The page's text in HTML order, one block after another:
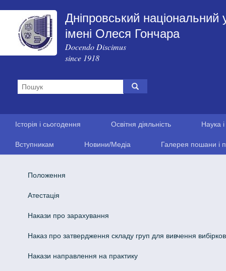
Дніпровський національний
імені Олеся Гончара
Docendo Discimus
since 1918
Історія і сьогодення Освітня діяльність Наука
Вступникам Новини/Медіа Галерея пошани і
Положення
Атестація
Накази про зарахування
Наказ про затвердження складу груп для вивчення
Накази направлення на практику